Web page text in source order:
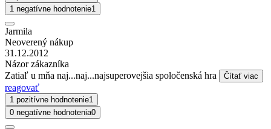
1 negatívne hodnotenie1
Jarmila
Neoverený nákup
31.12.2012
Názor zákazníka
Zatiaľ u mňa naj...naj...najsuperovejšia spoločenská hra
Čítať viac
reagovať
1 pozitívne hodnotenie1
0 negatívne hodnotenia0